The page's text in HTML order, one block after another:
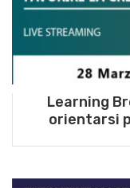
Learning
orientarsi